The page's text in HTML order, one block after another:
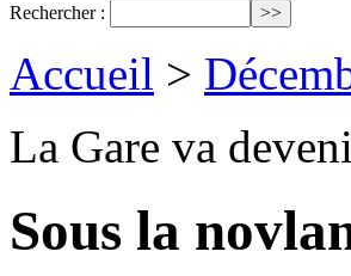
Rechercher :
Accueil >
La Gare va
Sous la